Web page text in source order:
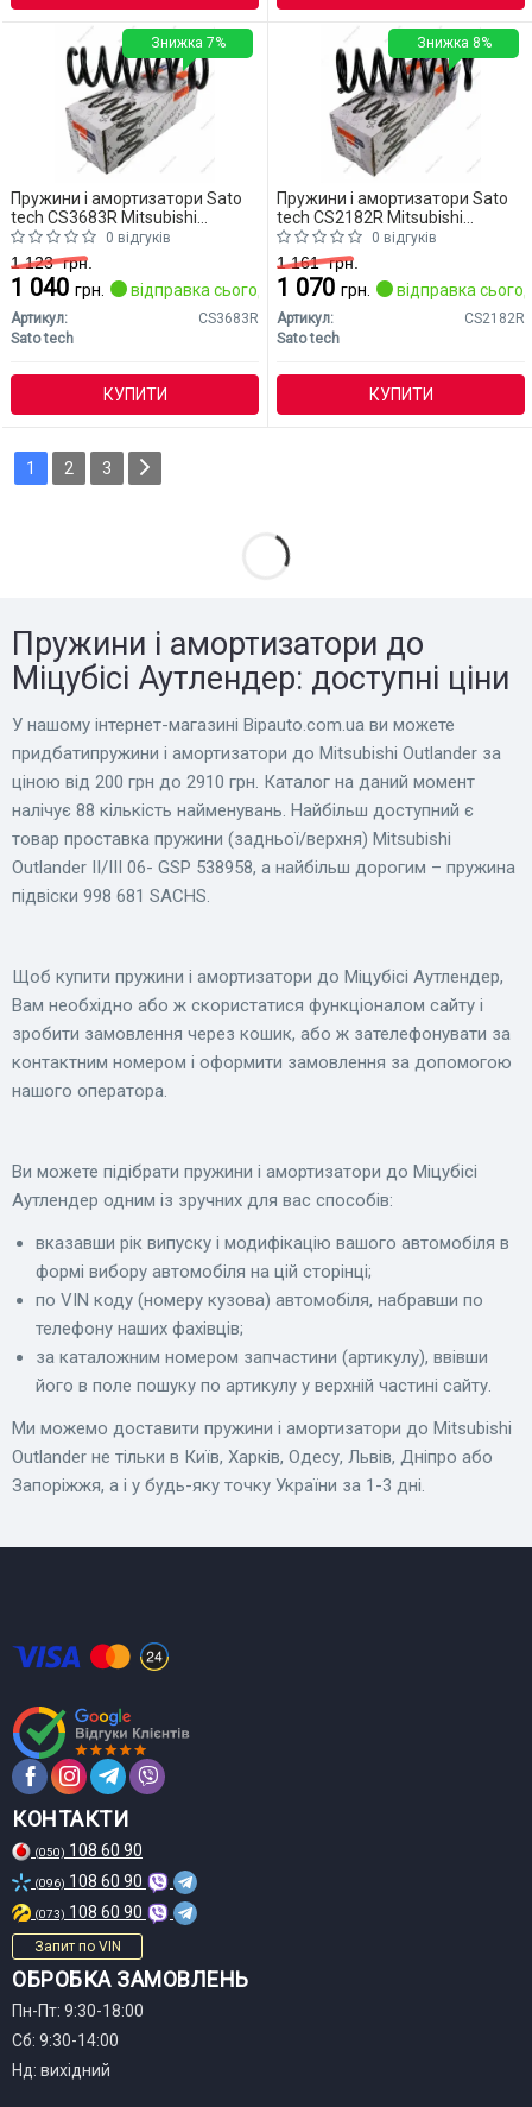
Пружини і амортизатори Sato
tech CS3683R Mitsubishi
Outlander
0 відгуків
1 123грн.
1 040 грн. відправка сьогодні
Артикул:
CS3683R
Sato tech
КУПИТИ
Знижка 7%
Пружини і амортизатори Sato
tech CS2182R Mitsubishi
Outlander
0 відгуків
1 161грн.
1 070 грн. відправка
Артикул:
CS2182R
Sato tech
КУПИТИ
Знижка 8%
1 2 3
Пружини і амортизатори до
Міцубісі Аутлендер: доступні ціни
У нашому інтернет-магазині Bіpauto.com.ua ви можете
придбатипружини і амортизатори до Mitsubishi Outlander за
ціною від 200 грн до 2910 грн. Каталог на даний момент
налічує 88 кількість найменувань. Найбільш доступний є
товар проставка пружини (задньої/верхня) Mitsubishi
Outlander II/III 06- GSP 538958, а найбільш дорогим – пружина
підвіски 998 681 SACHS.
Щоб купити пружини і амортизатори до Міцубісі Аутлендер,
Вам необхідно або ж скористатися функціоналом сайту і
зробити замовлення через кошик, або ж зателефонувати за
контактним номером і оформити замовлення за допомогою
нашого оператора.
Ви можете підібрати пружини і амортизатори до Міцубісі
Аутлендер одним із зручних для вас способів:
вказавши рік випуску і модифікацію вашого автомобіля в
формі вибору автомобіля на цій сторінці;
по VIN коду (номеру кузова) автомобіля, набравши по
телефону наших фахівців;
за каталожним номером запчастини (артикулу), ввівши
його в поле пошуку по артикулу у верхній частині сайту.
Ми можемо доставити пружини і амортизатори до Mitsubishi
Outlander не тільки в Київ, Харків, Одесу, Львів, Дніпро або
Запоріжжя, а і у будь-яку точку України за 1-3 дні.
КОНТАКТИ
(050) 108 60 90
(096) 108 60 90
(073) 108 60 90
Запит по VIN
ОБРОБКА ЗАМОВЛЕНЬ
Пн-Пт: 9:30-18:00
Сб: 9:30-14:00
Нд: вихідний